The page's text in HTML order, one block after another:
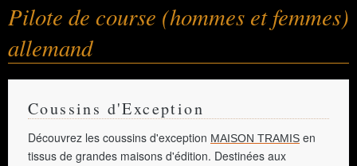
Pilote de course (hommes et femmes)
allemand
Coussins d'Exception
Découvrez les coussins d'exception MAISON TRAMIS en
tissus de grandes maisons d'édition. Destinées aux